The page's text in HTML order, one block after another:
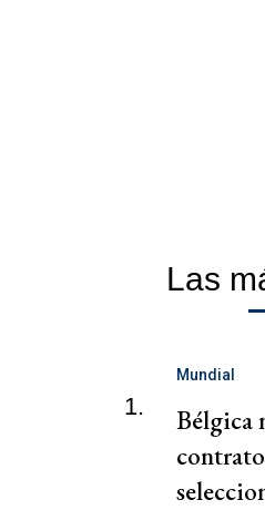
Las
1.
Mundial
Bélgica